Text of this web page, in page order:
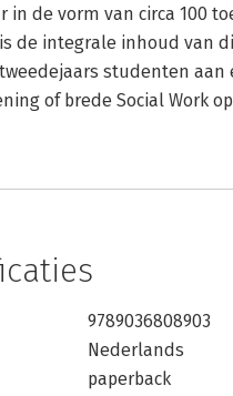
in de vorm van circa 100
de integrale inhoud van
studenten aan
of brede Social Work
9789036808903
Nederlands
paperback